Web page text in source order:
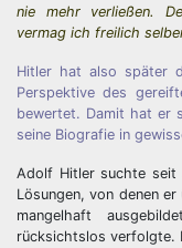
nie mehr verließen.
vermag ich freilich
Hitler hat also später
Perspektive des
bewertet. Damit hat er
seine Biografie in
Adolf Hitler suchte seit
Lösungen, von denen
mangelhaft
rücksichtslos verfolgte.